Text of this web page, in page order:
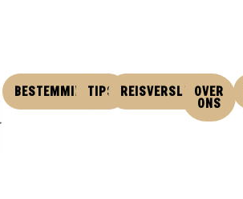
BESTEMMINGEN
TIPS REISVERSLAGEN
OVER
ONS